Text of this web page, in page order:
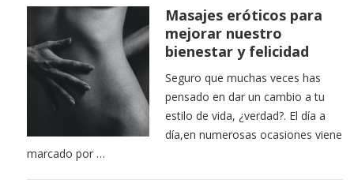
Masajes eróticos para
mejorar nuestro
bienestar y felicidad
Seguro que muchas veces has
pensado en dar un cambio a tu
estilo de vida, ¿verdad?. El día a
día,en numerosas ocasiones viene
marcado por …